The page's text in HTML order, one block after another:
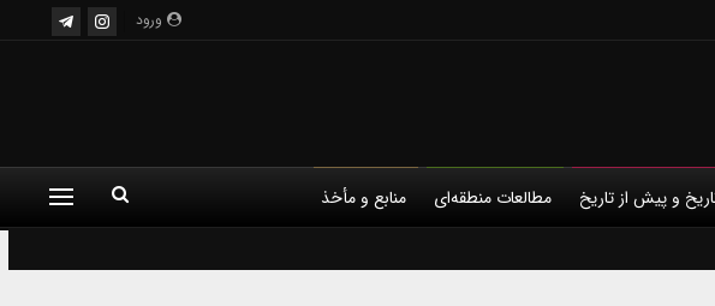
ورود
و پیش از تاریخ مطالعات منطقه‌ای منابع و مأخذ